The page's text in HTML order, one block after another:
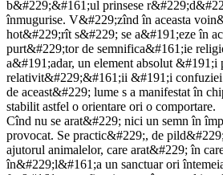
b&#229;&#161;ul prinsese
înmugurise. V&#229;zînd în aceasta
hot&#229;rît s&#229; se a&#191;eze în
purt&#229;tor de semnifica&#161;ie
a&#191;adar, un element absolut &#191;i
relativit&#229;&#161;ii &#191;i
de aceast&#229; lume s a manifestat în
stabilit astfel o orientare ori o comportare.
Cînd nu se arat&#229; nici un semn în
provocat. Se practic&#229;, de
ajutorul animalelor, care arat&#229; în
în&#229;l&#161;a un sanctuar ori